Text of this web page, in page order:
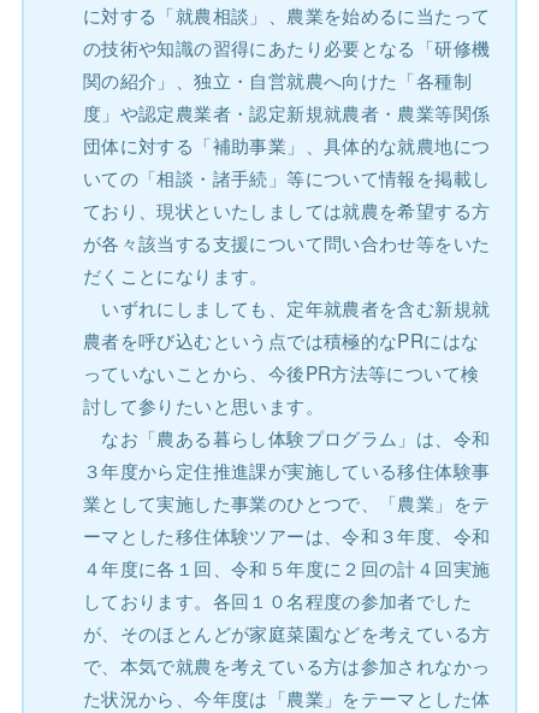
に対する「就農相談」、農業を始めるに当たって
の技術や知識の習得にあたり必要となる「研修機
関の紹介」、独立・自営就農へ向けた「各種制
度」や認定農業者・認定新規就農者・農業等関係
団体に対する「補助事業」、具体的な就農地につ
いての「相談・諸手続」等について情報を掲載し
ており、現状といたしましては就農を希望する方
が各々該当する支援について問い合わせ等をいた
だくことになります。
いずれにしましても、定年就農者を含む新規就
農者を呼び込むという点では積極的なPRにはな
っていないことから、今後PR方法等について検
討して参りたいと思います。
なお「農ある暮らし体験プログラム」は、令和
３年度から定住推進課が実施している移住体験事
業として実施した事業のひとつで、「農業」をテ
ーマとした移住体験ツアーは、令和３年度、令和
４年度に各１回、令和５年度に２回の計４回実施
しております。各回１０名程度の参加者でした
が、そのほとんどが家庭菜園などを考えている方
で、本気で就農を考えている方は参加されなかっ
た状況から、今年度は「農業」をテーマとした体